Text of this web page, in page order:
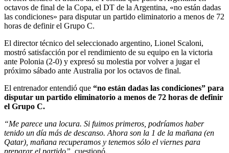
octavos de final de la Copa, el DT de la Argentina, «no están dadas
las condiciones» para disputar un partido eliminatorio a menos de 72
horas de definir el Grupo C.
El director técnico del seleccionado argentino, Lionel Scaloni,
mostró satisfacción por el rendimiento de su equipo en la victoria
ante Polonia (2-0) y expresó su molestia por volver a jugar el
próximo sábado ante Australia por los octavos de final.
El entrenador entendió que “no están dadas las condiciones” para
disputar un partido eliminatorio a menos de 72 horas de definir
el Grupo C.
“Me parece una locura. Si fuimos primeros, podríamos haber
tenido un día más de descanso. Ahora son la 1 de la mañana (en
Qatar), mañana recuperamos y tenemos sólo el viernes para
preparar el partido”, cuestionó.